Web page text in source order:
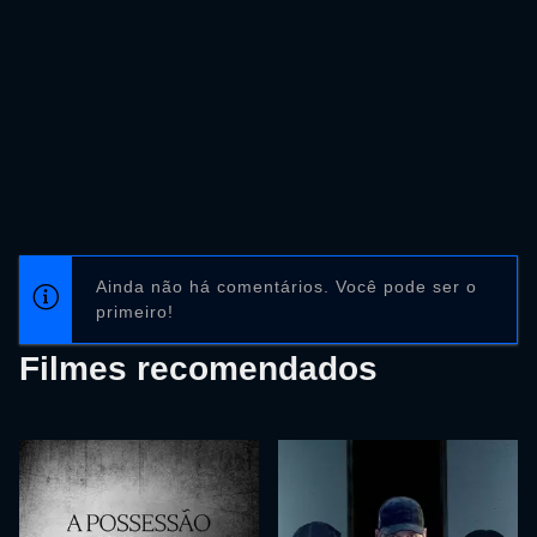
Ainda não há comentários. Você pode ser o
primeiro!
Filmes recomendados